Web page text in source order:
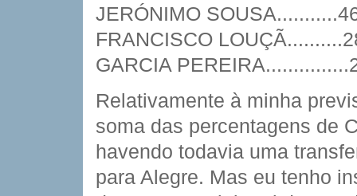
JERÓNIMO
FRANCISCO
GARCIA
Relativamente à minha
soma das percentagens de
havendo todavia uma
para Alegre. Mas eu tenho